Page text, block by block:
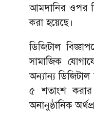
আমদানির ওপর
করা হয়েছে।
ডিজিটাল
সামাজিক
অন্যান্য
৫ শতাংশ করার
অনানুষ্ঠানিক